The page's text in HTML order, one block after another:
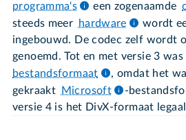
programma's
een zogenaamde
steeds meer
hardware
wordt
ingebouwd. De codec zelf wordt
genoemd. Tot en met versie 3 was
bestandsformaat
, omdat het
gekraakt
Microsoft
-
versie 4 is het DivX-formaat